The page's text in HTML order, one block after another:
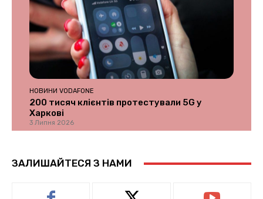
НОВИНИ VODAFONE
200 тисяч клієнтів протестували 5G у
Харкові
3 Липня 2026
ЗАЛИШАЙТЕСЯ З НАМИ